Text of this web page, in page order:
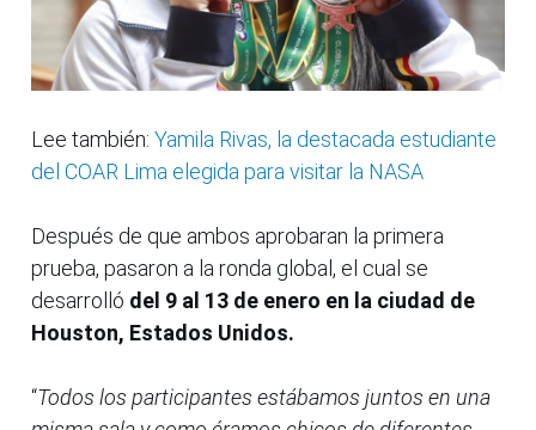
Lee también: Yamila Rivas, la destacada estudiante
del COAR Lima elegida para visitar la NASA
Después de que ambos aprobaran la primera
prueba, pasaron a la ronda global, el cual se
desarrolló del 9 al 13 de enero en la ciudad de
Houston, Estados Unidos.
“Todos los participantes estábamos juntos en una